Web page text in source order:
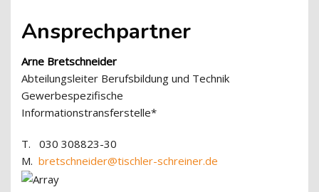
Ansprechpartner
Arne Bretschneider
Abteilungsleiter Berufsbildung und Technik
Gewerbespezifische
Informationstransferstelle*
T. 030 308823-30
M. bretschneider@tischler-schreiner.de